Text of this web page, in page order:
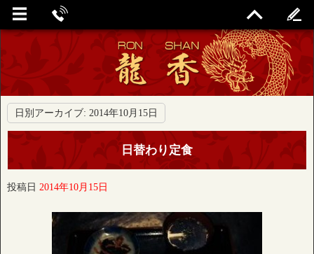
日別アーカイブ: 2014年10月15日
日替わり定食
投稿日 2014年10月15日